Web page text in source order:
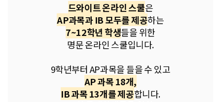
드와이트 온라인 스쿨은
AP과목과 IB 모두를 제공하는
7~12학년 학생들을 위한
명문 온라인 스쿨입니다.
9학년부터 AP과목을 들을 수 있고
AP 과목 18개,
IB 과목 13개를 제공합니다.